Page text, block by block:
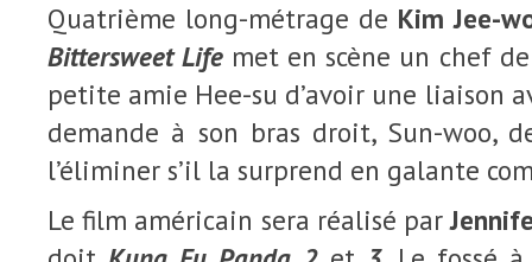
Quatrième long-métrage de Kim Jee-
Bittersweet Life met en scène un chef
petite amie Hee-su d’avoir une liaison
demande à son bras droit, Sun-woo,
l’éliminer s’il la surprend en galante
Le film américain sera réalisé par